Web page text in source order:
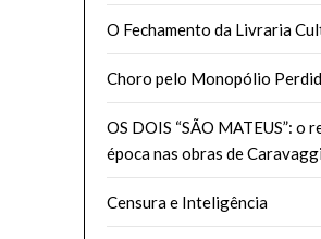
O Fechamento da Livraria
Choro pelo Monopólio
OS DOIS “SÃO MATEUS”: o
época nas obras de
Censura e Inteligência